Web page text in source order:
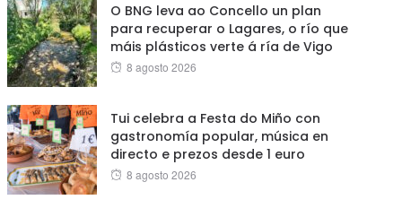
O BNG leva ao Concello un plan
para recuperar o Lagares, o río que
máis plásticos verte á ría de Vigo
Posted
8 agosto 2026
Tui celebra a Festa do Miño con
gastronomía popular, música en
directo e prezos desde 1 euro
Posted
8 agosto 2026